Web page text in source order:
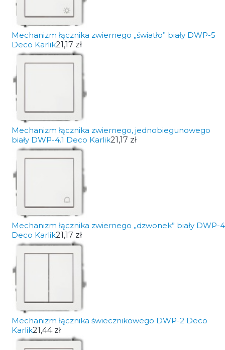
Mechanizm łącznika zwiernego „światło” biały DWP-5
Deco Karlik21,17 zł
Mechanizm łącznika zwiernego, jednobiegunowego
biały DWP-4.1 Deco Karlik21,17 zł
Mechanizm łącznika zwiernego „dzwonek” biały DWP-4
Deco Karlik21,17 zł
Mechanizm łącznika świecznikowego DWP-2 Deco
Karlik21,44 zł